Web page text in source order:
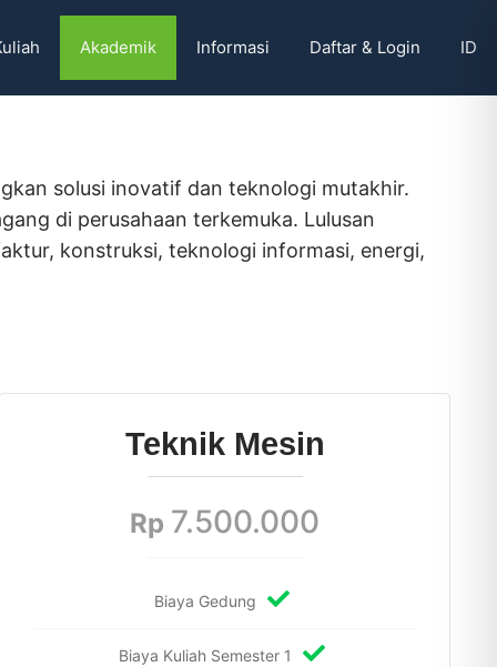
Akademik Informasi Daftar & Login ID
solusi inovatif dan teknologi mutakhir.
di perusahaan terkemuka. Lulusan
konstruksi, teknologi informasi, energi,
Teknik Mesin
Rp 7.500.000
Biaya Gedung
Biaya Kuliah Semester 1